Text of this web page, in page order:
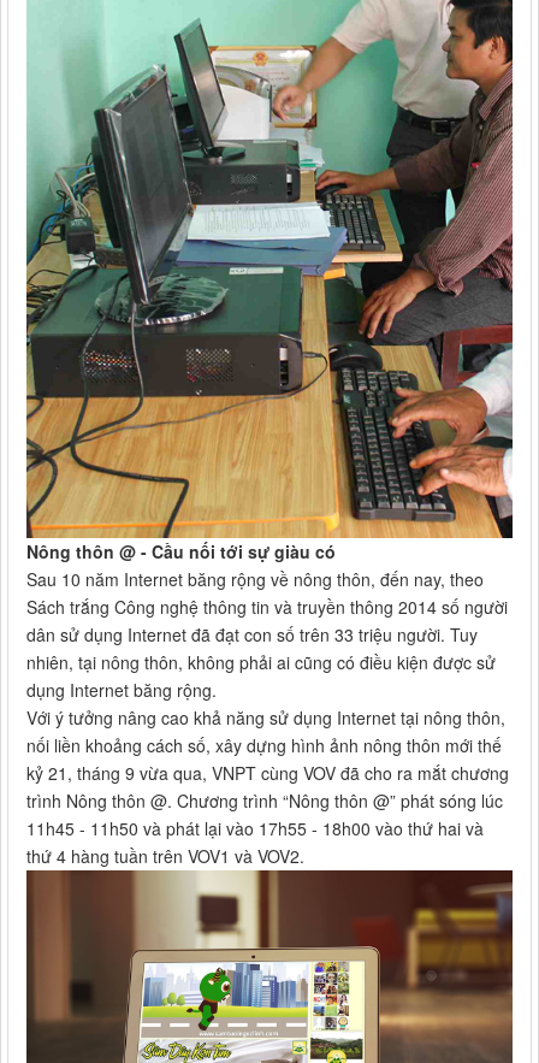
Nông thôn @ - Cầu nối tới sự giàu có
Sau 10 năm Internet băng rộng về nông thôn, đến nay, theo
Sách trắng Công nghệ thông tin và truyền thông 2014 số người
dân sử dụng Internet đã đạt con số trên 33 triệu người. Tuy
nhiên, tại nông thôn, không phải ai cũng có điều kiện được sử
dụng Internet băng rộng.
Với ý tưởng nâng cao khả năng sử dụng Internet tại nông thôn,
nối liền khoảng cách số, xây dựng hình ảnh nông thôn mới thế
kỷ 21, tháng 9 vừa qua, VNPT cùng VOV đã cho ra mắt chương
trình Nông thôn @. Chương trình “Nông thôn @” phát sóng lúc
11h45 - 11h50 và phát lại vào 17h55 - 18h00 vào thứ hai và
thứ 4 hàng tuần trên VOV1 và VOV2.